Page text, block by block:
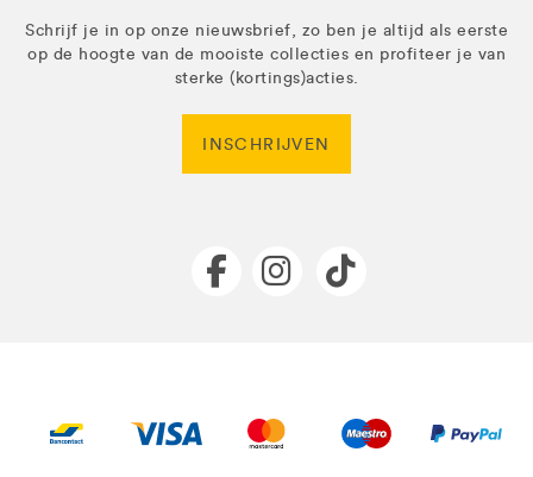
Schrijf je in op onze nieuwsbrief, zo ben je altijd als eerste
op de hoogte van de mooiste collecties en profiteer je van
sterke (kortings)acties.
INSCHRIJVEN